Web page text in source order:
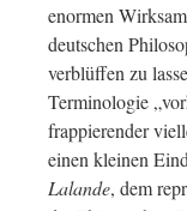
enormen
deutschen
verblüffen zu
Terminologie
frappierender
einen kleinen
Lalande, dem